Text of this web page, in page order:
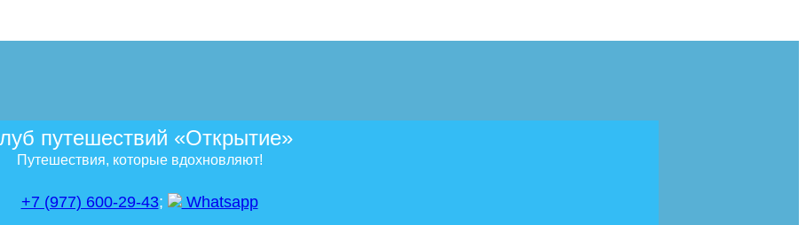
путешествий «Открытие»
Путешествия, которые вдохновляют!
+7 (977) 600-29-43;
Whatsapp